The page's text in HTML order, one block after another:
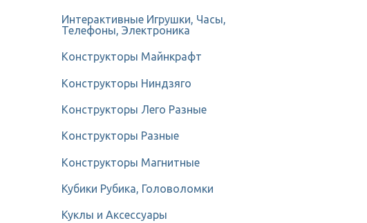
Интерактивные Игрушки, Часы,
Телефоны, Электроника
Конструкторы Майнкрафт
Конструкторы Ниндзяго
Конструкторы Лего Разные
Конструкторы Разные
Конструкторы Магнитные
Кубики Рубика, Головоломки
Куклы и Аксессуары